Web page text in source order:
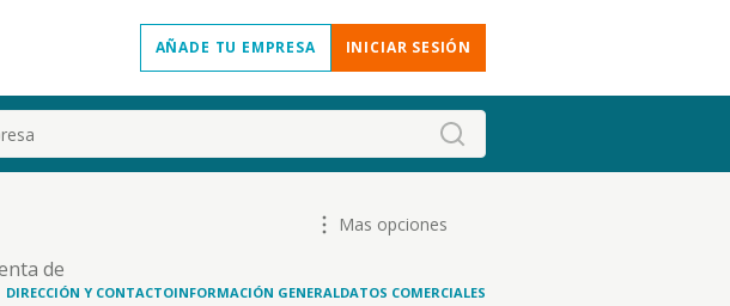
AÑADE TU EMPRESA INICIAR SESIÓN
de
la
Mas opciones
DIRECCIÓN Y CONTACTOINFORMACIÓN GENERALDATOS COMERCIALES